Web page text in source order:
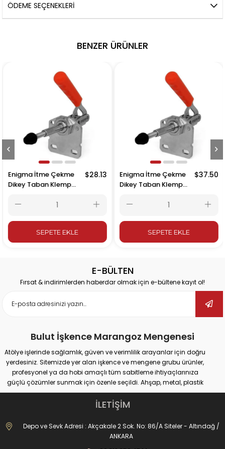
ÖDEME SEÇENEKLERI
BENZER ÜRÜNLER
Enigma İtme Çekme
Dikey Taban Klemp
$28.13
SEPETE EKLE
Enigma İtme Çekme
Dikey Taban Klemp
$37.50
SEPETE EKLE
E-BÜLTEN
Fırsat & indirimlerden haberdar olmak için e-bültene kayıt ol!
Bulut İşkence Marangoz Mengenesi
Atölye işlerinde sağlamlık, güven ve verimlilik arayanlar için doğru
yerdesiniz. Sitemizde yer alan işkence ve mengene grubu ürünler,
profesyonel ya da hobi amaçlı tüm sabitleme ihtiyaçlarınıza
güçlü çözümler sunmak için özenle seçildi. Ahşap, metal, plastik
gibi farklı yüzeylerde güvenli tutuş sağlayan ürünlerimiz;
marangozluk, kaynak, delme, montaj ve tamir gibi pek çok alanda
maksimum performans vadediyor.
İster büyük ölçekli sanayi tipi işler yapıyor olun, ister evde basit
onarımlar; doğru işkence ve mengeneyle hem iş güvenliğinizi
İLETİŞİM
Depo ve Sevk Adresi : Akçakale 2 Sok. No: 86/A Siteler - Altındağ /
ANKARA